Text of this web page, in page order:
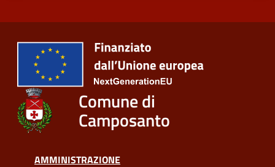
Comune di
Camposanto
AMMINISTRAZIONE